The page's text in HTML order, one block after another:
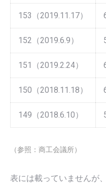
153（2019.11.17）
152（2019.6.9）
151（2019.2.24）
150（2018.11.18）
149（2018.6.10）
（参照：商工会議所）
表には載っていませんが